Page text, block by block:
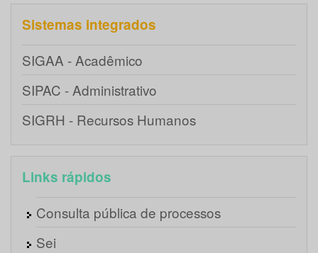
Sistemas integrados
SIGAA - Acadêmico
SIPAC - Administrativo
SIGRH - Recursos Humanos
Links rápidos
Consulta pública de processos
Sei